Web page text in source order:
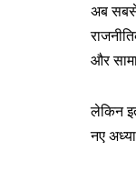
अब सबसे
और
लेकिन
नए